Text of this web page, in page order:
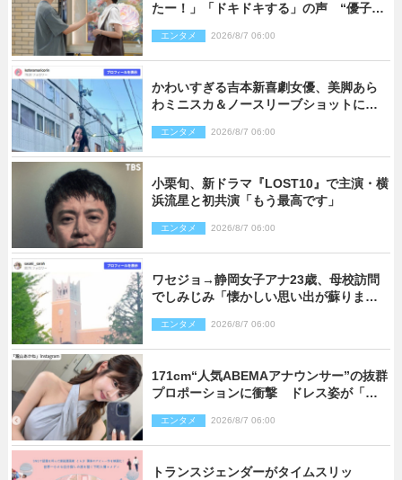
たー！」「ドキドキする」の声 “優子劇
エンタメ 2026/8/7 06:00
かわいすぎる吉本新喜劇女優、美脚あら
わミニスカ＆ノースリーブショットに反
エンタメ 2026/8/7 06:00
小栗旬、新ドラマ『LOST10』で主演・横
浜流星と初共演「もう最高です」
エンタメ 2026/8/7 06:00
ワセジョ→静岡女子アナ23歳、母校訪問
でしみじみ「懐かしい思い出が蘇りまし
エンタメ 2026/8/7 06:00
171cm“人気ABEMAアナウンサー”の抜群
プロポーションに衝撃 ドレス姿が「美
エンタメ 2026/8/7 06:00
トランスジェンダーがタイムスリッ